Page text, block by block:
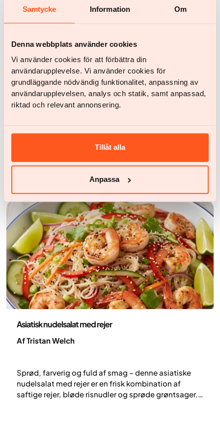
Samtycke Information Om
Denna webbplats använder cookies
Vi använder cookies för att förbättra din
användarupplevelse. Vi använder cookies för
grundläggande nödvändig funktionalitet, anpassning av
användarupplevelsen, analys och statik, samt anpassad,
riktad och relevant annonsering.
Tillåt alla
Anpassa
Flere artikler
Koreansk nudel wok med hakket kylling
Asiatisk nudelsalat med rejer
Af Tristan Welch
Sprød, farverig og fuld af smag – denne asiatiske
nudelsalat med rejer er en frisk kombination af
saftige rejer, bløde risnudler og sprøde grøntsager.